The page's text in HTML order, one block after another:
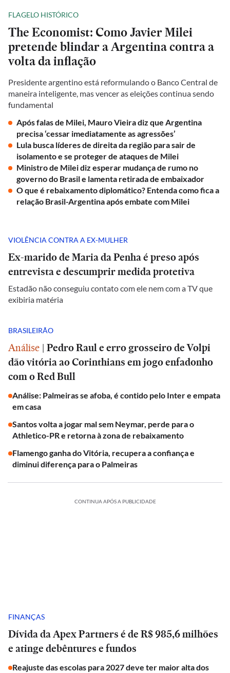
FLAGELO HISTÓRICO
The Economist: Como Javier Milei
pretende blindar a Argentina contra a
volta da inflação
Presidente argentino está reformulando o Banco Central de
maneira inteligente, mas vencer as eleições continua sendo
fundamental
Após falas de Milei, Mauro Vieira diz que Argentina
precisa ‘cessar imediatamente as agressões’
Lula busca líderes de direita da região para sair de
isolamento e se proteger de ataques de Milei
Ministro de Milei diz esperar mudança de rumo no
governo do Brasil e lamenta retirada de embaixador
O que é rebaixamento diplomático? Entenda como fica a
relação Brasil-Argentina após embate com Milei
VIOLÊNCIA CONTRA A EX-MULHER
Ex-marido de Maria da Penha é preso após
entrevista e descumprir medida protetiva
Estadão não conseguiu contato com ele nem com a TV que
exibiria matéria
BRASILEIRÃO
Análise | Pedro Raul e erro grosseiro de Volpi
dão vitória ao Corinthians em jogo enfadonho
com o Red Bull
Análise: Palmeiras se afoba, é contido pelo Inter e empata
em casa
Santos volta a jogar mal sem Neymar, perde para o
Athletico-PR e retorna à zona de rebaixamento
Flamengo ganha do Vitória, recupera a confiança e
diminui diferença para o Palmeiras
CONTINUA APÓS A PUBLICIDADE
FINANÇAS
Dívida da Apex Partners é de R$ 985,6 milhões
e atinge debêntures e fundos
Reajuste das escolas para 2027 deve ter maior alta dos